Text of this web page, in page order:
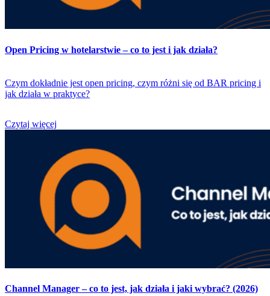
Open Pricing w hotelarstwie – co to jest i jak działa?
Czym dokładnie jest open pricing, czym różni się od BAR pricing i
jak działa w praktyce?
Czytaj więcej
Channel Manager – co to jest, jak działa i jaki wybrać? (2026)